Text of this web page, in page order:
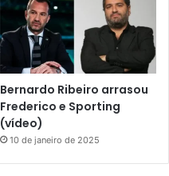
Bernardo Ribeiro arrasou
Frederico e Sporting
(vídeo)
10 de janeiro de 2025